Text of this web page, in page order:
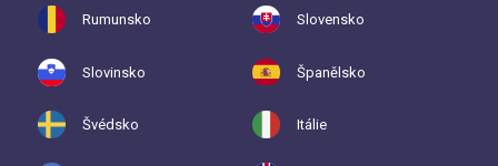
Rumunsko Slovensko
Slovinsko Španělsko
Švédsko Itálie